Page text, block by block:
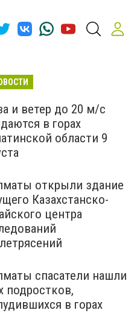
и ветер до 20 м/с
в горах
области 9
открыли здание
Казахстанско-
центра
спасатели нашли
подростков,
в горах